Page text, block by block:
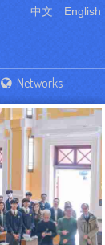
中文 English
Networks